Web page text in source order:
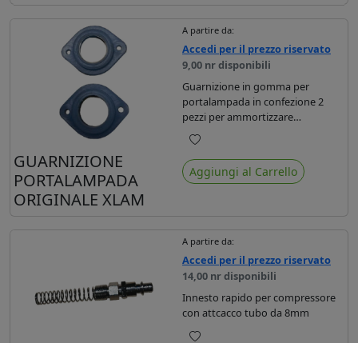
GUARNIZIONE
PORTALAMPADA
ORIGINALE XLAM
A partire da:
Accedi per il prezzo riservato
9,00 nr disponibili
Guarnizione in gomma per
portalampada in confezione 2
pezzi per ammortizzare
l'oscillazione della lampada
evitando così si rompa.
Preferiti
Aggiungi al Carrello
A partire da:
Accedi per il prezzo riservato
14,00 nr disponibili
Innesto rapido per compressore
con attcacco tubo da 8mm